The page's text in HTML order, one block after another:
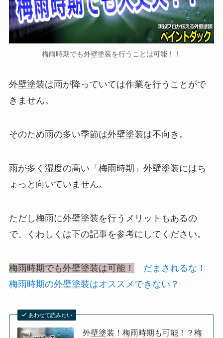
梅雨時期でも外壁塗装を行うことは可能！！
外壁塗装は雨が降っていては作業を行うことがで
きません。
そのため雨の多い季節は外壁塗装は不向き。
雨が多く湿度の高い「梅雨時期」外壁塗装にはち
ょっと向いていません。
ただし梅雨に外壁塗装を行うメリットもあるの
で、くわしくは下の記事を参考にしてください。
梅雨時期でも外壁塗装は可能！
だまされるな！
梅雨時期の外壁塗装はオススメできない？
あわせて読みたい
外壁塗装！梅雨時期も可能！？梅